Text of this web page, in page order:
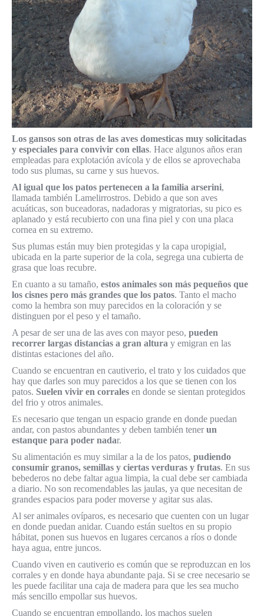
Los gansos son otras de las aves domesticas muy solicitadas
y especiales para convivir con ellas. Hace algunos años eran
empleadas para explotación avícola y de ellos se aprovechaba
todo sus plumas, su carne y sus huevos.
Al igual que los patos pertenecen a la familia arserini,
llamada también Lamelirrostros. Debido a que son aves
acuáticas, son buceadoras, nadadoras y migratorias, su pico es
aplanado y está recubierto con una fina piel y con una placa
cornea en su extremo.
Sus plumas están muy bien protegidas y la capa uropigial,
ubicada en la parte superior de la cola, segrega una cubierta de
grasa que loas recubre.
En cuanto a su tamaño, estos animales son más pequeños que
los cisnes pero más grandes que los patos. Tanto el macho
como la hembra son muy parecidos en la coloración y se
distinguen por el peso y el tamaño.
A pesar de ser una de las aves con mayor peso, pueden
recorrer largas distancias a gran altura y emigran en las
distintas estaciones del año.
Cuando se encuentran en cautiverio, el trato y los cuidados que
hay que darles son muy parecidos a los que se tienen con los
patos. Suelen vivir en corrales en donde se sientan protegidos
del frio y otros animales.
Es necesario que tengan un espacio grande en donde puedan
andar, con pastos abundantes y deben también tenerun
estanque para poder nadar.
Su alimentación es muy similar a la de los patos, pudiendo
consumir granos, semillas y ciertas verduras y frutas. En sus
bebederos no debe faltar agua limpia, la cual debe ser cambiada
a diario. No son recomendables las jaulas, ya que necesitan de
grandes espacios para poder moverse y agitar sus alas.
Al ser animales ovíparos, es necesario que cuenten con un lugar
en donde puedan anidar. Cuando están sueltos en su propio
hábitat, ponen sus huevos en lugares cercanos a ríos o donde
haya agua, entre juncos.
Cuando viven en cautiverio es común que se reproduzcan en los
corrales y en donde haya abundante paja. Si se cree necesario se
les puede facilitar una caja de madera para que les sea mucho
más sencillo empollar sus huevos.
Cuando se encuentran empollando, los machos suelen